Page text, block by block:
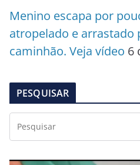
Menino escapa por
atropelado e arrastado
caminhão. Veja vídeo 6
PESQUISAR